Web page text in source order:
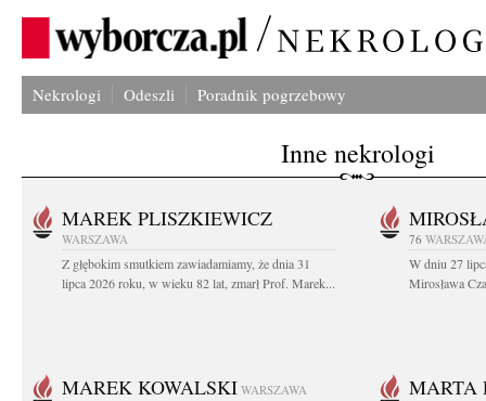
Nekrologi Odeszli Poradnik pogrzebowy
Inne nekrologi
MAREK PLISZKIEWICZ
WARSZAWA
Z głębokim smutkiem zawiadamiamy, że dnia 31
lipca 2026 roku, w wieku 82 lat, zmarł Prof. Marek...
76
W dniu 27
Mirosława
MAREK KOWALSKI WARSZAWA MARTA